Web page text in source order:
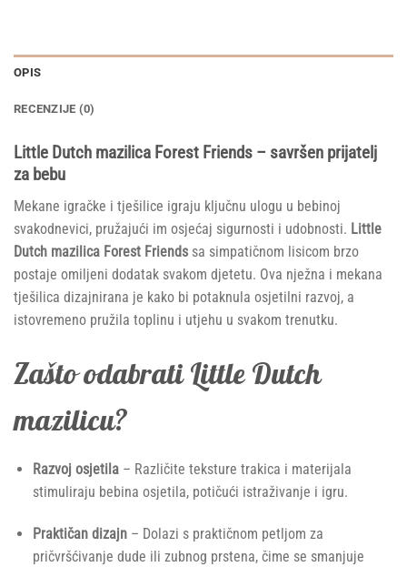
OPIS
RECENZIJE (0)
Little Dutch mazilica Forest Friends – savršen prijatelj
za bebu
Mekane igračke i tješilice igraju ključnu ulogu u bebinoj
svakodnevici, pružajući im osjećaj sigurnosti i udobnosti. Little
Dutch mazilica Forest Friends sa simpatičnom lisicom brzo
postaje omiljeni dodatak svakom djetetu. Ova nježna i mekana
tješilica dizajnirana je kako bi potaknula osjetilni razvoj, a
istovremeno pružila toplinu i utjehu u svakom trenutku.
Zašto odabrati Little Dutch
mazilicu?
Razvoj osjetila– Različite teksture trakica i materijala
stimuliraju bebina osjetila, potičući istraživanje i igru.
Praktičan dizajn– Dolazi s praktičnom petljom za
pričvršćivanje dude ili zubnog prstena, čime se smanjuje